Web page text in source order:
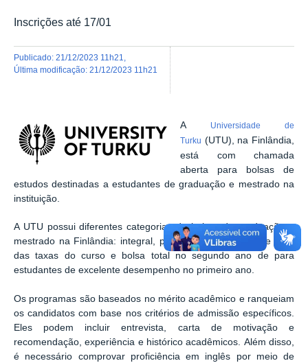
Inscrições até 17/01
publicado: 21/12/2023 11h21
última modificação: 21/12/2023 11h21
A Universidade de
Turku (UTU), na Finlândia,
está com chamada
aberta para bolsas de
estudos destinadas a estudantes de graduação e mestrado na
instituição.
A UTU possui diferentes categorias de bolsas de graduação e
mestrado na Finlândia: integral, p arcial com cobertura de 50%
das taxas do curso e bolsa total no segundo ano de para
estudantes de excelente desempenho no primeiro ano.
Os programas são baseados no mérito acadêmico e ranqueiam
os candidatos com base nos critérios de admissão específicos.
Eles podem incluir entrevista, carta de motivação e
recomendação, experiência e histórico acadêmicos. Além disso,
é necessário comprovar proficiência em inglês por meio de